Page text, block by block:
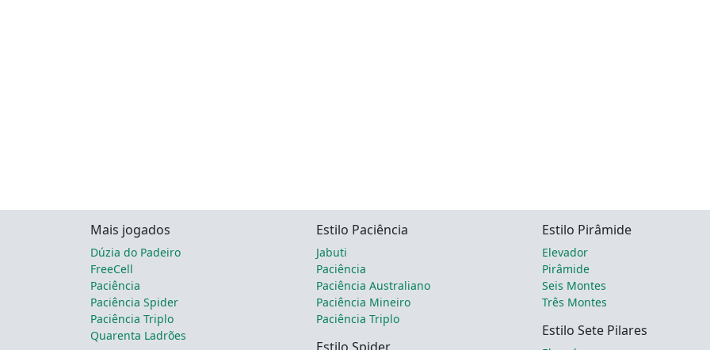
Mais jogados
Dúzia do Padeiro
FreeCell
Paciência
Paciência Spider
Paciência Triplo
Quarenta Ladrões
Estilo Paciência
Jabuti
Paciência
Paciência Australiano
Paciência Mineiro
Paciência Triplo
Estilo Pirâmide
Elevador
Pirâmide
Seis Montes
Três Montes
Estilo Sete Pilares